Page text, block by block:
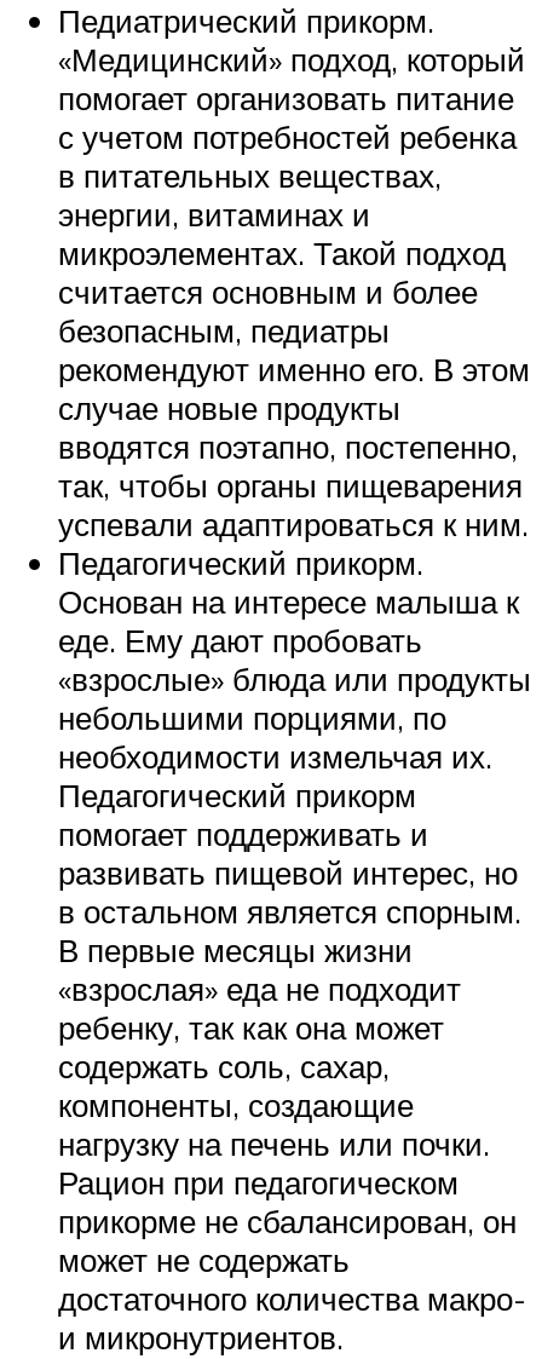
Педиатрический прикорм.
«Медицинский» подход, который
помогает организовать питание
с учетом потребностей ребенка
в питательных веществах,
энергии, витаминах и
микроэлементах. Такой подход
считается основным и более
безопасным, педиатры
рекомендуют именно его. В этом
случае новые продукты
вводятся поэтапно, постепенно,
так, чтобы органы пищеварения
успевали адаптироваться к ним.
Педагогический прикорм.
Основан на интересе малыша к
еде. Ему дают пробовать
«взрослые» блюда или продукты
небольшими порциями, по
необходимости измельчая их.
Педагогический прикорм
помогает поддерживать и
развивать пищевой интерес, но
в остальном является спорным.
В первые месяцы жизни
«взрослая» еда не подходит
ребенку, так как она может
содержать соль, сахар,
компоненты, создающие
нагрузку на печень или почки.
Рацион при педагогическом
прикорме не сбалансирован, он
может не содержать
достаточного количества макро-
и микронутриентов.